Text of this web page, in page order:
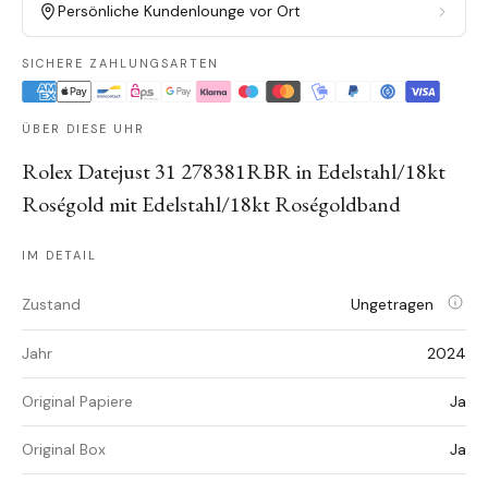
Persönliche Kundenlounge vor Ort
SICHERE ZAHLUNGSARTEN
ÜBER DIESE UHR
Rolex Datejust 31 278381RBR in Edelstahl/18kt
Roségold mit Edelstahl/18kt Roségoldband
IM DETAIL
Zustand Ungetragen
Jahr 2024
Original Papiere Ja
Original Box Ja